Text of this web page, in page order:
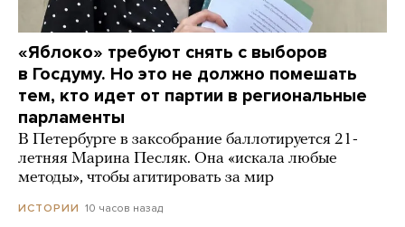
«Яблоко» требуют снять с выборов
в Госдуму. Но это не должно помешать
тем, кто идет от партии в региональные
парламенты
В Петербурге в заксобрание баллотируется 21-
летняя Марина Песляк. Она «искала любые
методы», чтобы агитировать за мир
ИСТОРИИ 10 часов назад